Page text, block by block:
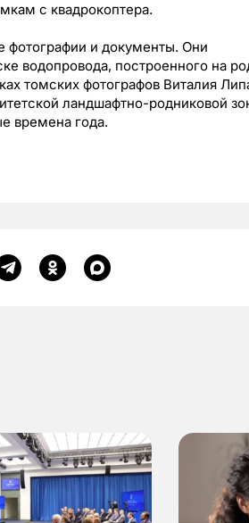
с квадрокоптера.
фотографии и документы. Они
водопровода, построенного на
томских фотографов Виталия
ландшафтно-родниковой
времена года.